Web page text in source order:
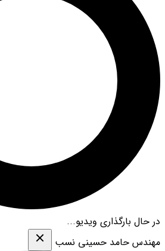
در حال بارگذاری ویدیو...
مهندس حامد حسینی نسب